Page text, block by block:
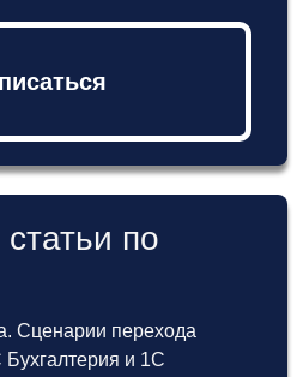
по
Сценарии перехода
и 1С